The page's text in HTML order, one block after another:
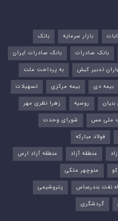
بازار سرمایه
بانک
بانک صادرات
بانک صادرات ایران
تدبیر کیش
به پرداخت ملت
بیمه دی بیمه مرکزی
تسهیلات
روسیه
زهرا نظری مهر
ملی مس
شورای وحدت
فولاد مبارکه
منطقه آزاد
منطقه آزاد ارس
منوچهر متکی
نفت بندرعباس
پتروشیمی
گردشگری